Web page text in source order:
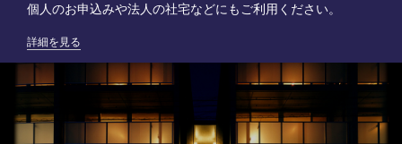
個人のお申込みや法人の社宅などにもご利用ください。
詳細を見る